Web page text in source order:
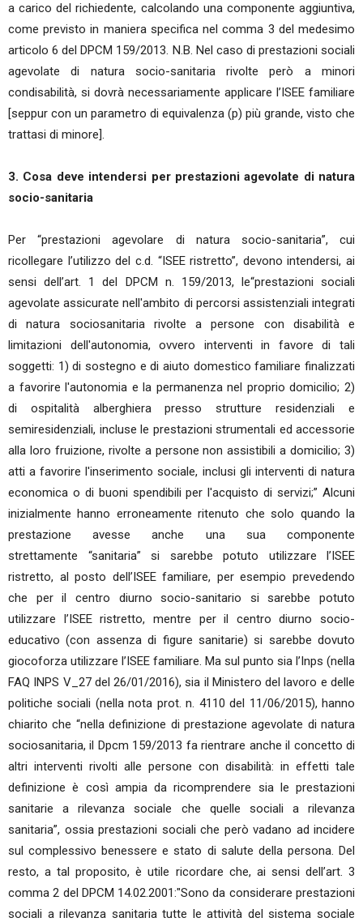
a carico del richiedente, calcolando una componente aggiuntiva,
come previsto in maniera specifica nel comma 3 del medesimo
articolo 6 del DPCM 159/2013. N.B. Nel caso di prestazioni sociali
agevolate di natura socio-sanitaria rivolte però a minori
condisabilità, si dovrà necessariamente applicare l’ISEE familiare
[seppur con un parametro di equivalenza (p) più grande, visto che
trattasi di minore].
3. Cosa deve intendersi per prestazioni agevolate di natura
socio-sanitaria
Per “prestazioni agevolare di natura socio-sanitaria”, cui
ricollegare l’utilizzo del c.d. “ISEE ristretto”, devono intendersi, ai
sensi dell’art. 1 del DPCM n. 159/2013, le“prestazioni sociali
agevolate assicurate nell'ambito di percorsi assistenziali integrati
di natura sociosanitaria rivolte a persone con disabilità e
limitazioni dell'autonomia, ovvero interventi in favore di tali
soggetti: 1) di sostegno e di aiuto domestico familiare finalizzati
a favorire l'autonomia e la permanenza nel proprio domicilio; 2)
di ospitalità alberghiera presso strutture residenziali e
semiresidenziali, incluse le prestazioni strumentali ed accessorie
alla loro fruizione, rivolte a persone non assistibili a domicilio; 3)
atti a favorire l'inserimento sociale, inclusi gli interventi di natura
economica o di buoni spendibili per l'acquisto di servizi;” Alcuni
inizialmente hanno erroneamente ritenuto che solo quando la
prestazione avesse anche una sua componente
strettamente “sanitaria” si sarebbe potuto utilizzare l’ISEE
ristretto, al posto dell’ISEE familiare, per esempio prevedendo
che per il centro diurno socio-sanitario si sarebbe potuto
utilizzare l’ISEE ristretto, mentre per il centro diurno socio-
educativo (con assenza di figure sanitarie) si sarebbe dovuto
giocoforza utilizzare l’ISEE familiare. Ma sul punto sia l’Inps (nella
FAQ INPS V_27 del 26/01/2016), sia il Ministero del lavoro e delle
politiche sociali (nella nota prot. n. 4110 del 11/06/2015), hanno
chiarito che “nella definizione di prestazione agevolate di natura
sociosanitaria, il Dpcm 159/2013 fa rientrare anche il concetto di
altri interventi rivolti alle persone con disabilità: in effetti tale
definizione è così ampia da ricomprendere sia le prestazioni
sanitarie a rilevanza sociale che quelle sociali a rilevanza
sanitaria”, ossia prestazioni sociali che però vadano ad incidere
sul complessivo benessere e stato di salute della persona. Del
resto, a tal proposito, è utile ricordare che, ai sensi dell’art. 3
comma 2 del DPCM 14.02.2001:"Sono da considerare prestazioni
sociali a rilevanza sanitaria tutte le attività del sistema sociale